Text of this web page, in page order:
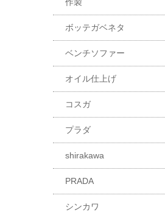
ボッテガベネタ
ベンチソファー
オイル仕上げ
コスガ
プラダ
shirakawa
PRADA
シンカワ